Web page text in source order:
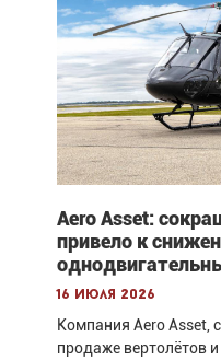
Aero Asset:
привело к
16 июля 2026
Компания Aero Asset,
продаже вертолётов